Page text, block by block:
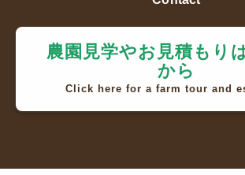
農園見学やお見積もり
から
Click here for a farm tour and